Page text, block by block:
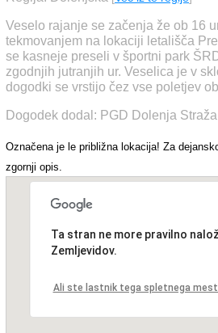
Veselo rajanje se začenja že ob 16
tekmovanjem na lokaciji letališča
se kasneje preseli v športni park
zgodnjih jutranjih ur. Veselica je v
dogodki se vrstijo čez vse poletjev
Dogodek dodal: PGD Dolenja Straža
Označena je le približna lokacija! Za
zgornji opis.
Ta stran ne more pravilno
Zemljevidov.
Ali ste lastnik tega spletnega